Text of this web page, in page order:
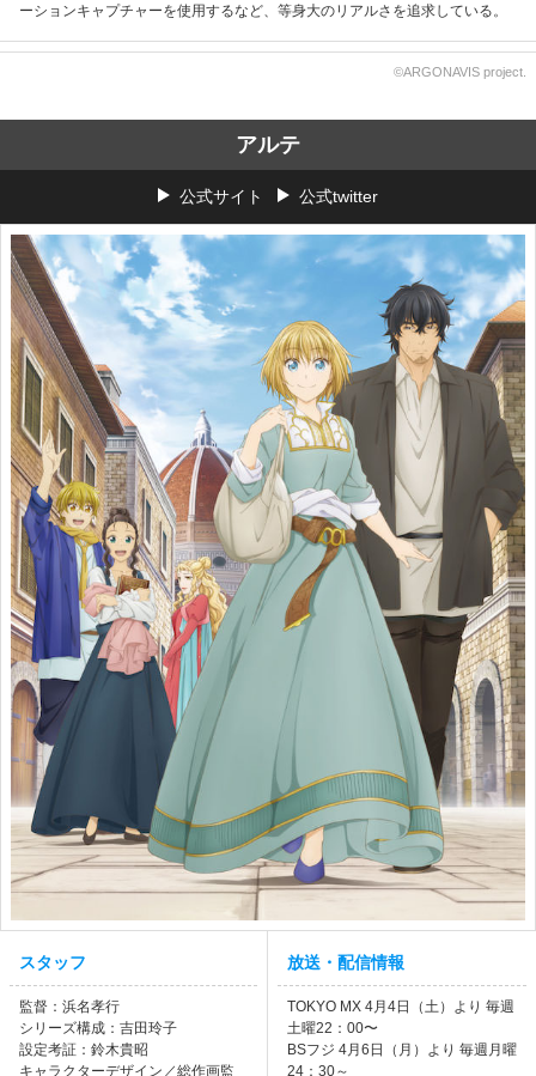
ーションキャプチャーを使用するなど、等身大のリアルさを追求している。
©ARGONAVIS project.
アルテ
公式サイト 公式twitter
スタッフ
監督：浜名孝行
シリーズ構成：吉田玲子
設定考証：鈴木貴昭
キャラクターデザイン／総作画監
放送・配信情報
TOKYO MX 4月4日（土）より 毎週
土曜22：00〜
BSフジ 4月6日（月）より 毎週月曜
24：30～